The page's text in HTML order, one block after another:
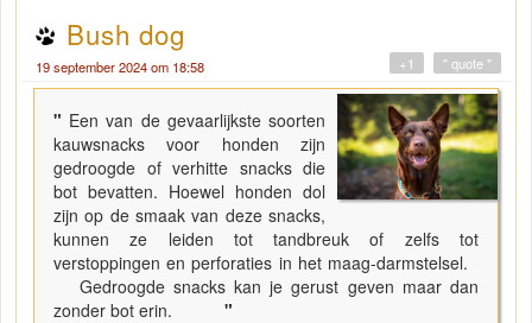
Bush dog
19 september 2024 om 18:58 " quote "
+1
" Een van de gevaarlijkste soorten
kauwsnacks voor honden zijn
gedroogde of verhitte snacks die
bot bevatten. Hoewel honden dol
zijn op de smaak van deze snacks,
kunnen ze leiden tot tandbreuk of zelfs tot
verstoppingen en perforaties in het maag-darmstelsel.
Gedroogde snacks kan je gerust geven maar dan
zonder bot erin.
"